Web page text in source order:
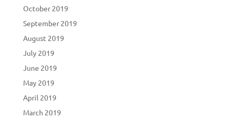
October 2019
September 2019
August 2019
July 2019
June 2019
May 2019
April 2019
March 2019